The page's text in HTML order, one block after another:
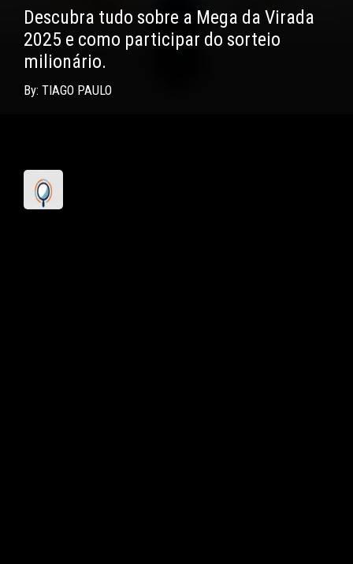
Descubra tudo sobre a Mega da Virada
2025 e como participar do sorteio
milionário.
By: TIAGO PAULO